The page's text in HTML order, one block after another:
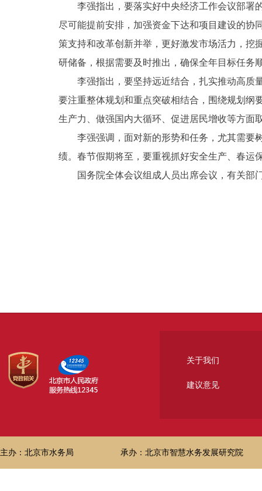
李强指出，要落实好中央经济工作会议部署
尽可能提前安排，加强资金下达和项目建设的协
策支持和改革创新并举，更好激发市场活力，挖
研储备，根据需要及时推出，确保全年目标任务
李强指出，要坚持远近结合，扎实推动高质
要注重整体规划和重点突破相结合，围绕规划纲
生产力、做强国内大循环、促进居民增收等方面
李强强调，面对新的形势和任务，尤其需要
绩。春节假期将至，要重视抓好安全生产、春运
国务院全体会议组成人员出席会议，有关部
关于我们
建议意见
主办：北京市水务局 承办：北京市智慧水务发展研究院